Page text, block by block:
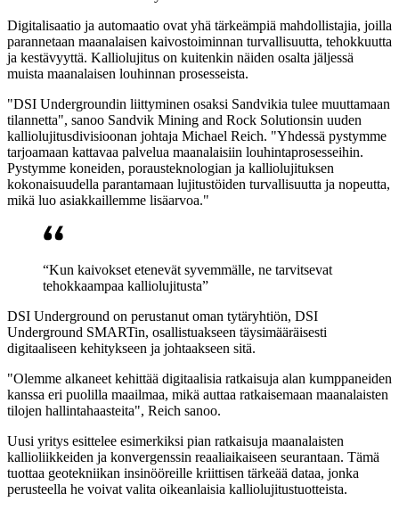
Digitalisaatio ja automaatio ovat yhä tärkeämpiä mahdollistajia, joilla
parannetaan maanalaisen kaivostoiminnan turvallisuutta, tehokkuutta
ja kestävyyttä. Kalliolujitus on kuitenkin näiden osalta jäljessä
muista maanalaisen louhinnan prosesseista.
"DSI Undergroundin liittyminen osaksi Sandvikia tulee muuttamaan
tilannetta", sanoo Sandvik Mining and Rock Solutionsin uuden
kalliolujitusdivisioonan johtaja Michael Reich. "Yhdessä pystymme
tarjoamaan kattavaa palvelua maanalaisiin louhintaprosesseihin.
Pystymme koneiden, porausteknologian ja kalliolujituksen
kokonaisuudella parantamaan lujitustöiden turvallisuutta ja nopeutta,
mikä luo asiakkaillemme lisäarvoa."
“Kun kaivokset etenevät syvemmälle, ne tarvitsevat
tehokkaampaa kalliolujitusta”
DSI Underground on perustanut oman tytäryhtiön, DSI
Underground SMARTin, osallistuakseen täysimääräisesti
digitaaliseen kehitykseen ja johtaakseen sitä.
"Olemme alkaneet kehittää digitaalisia ratkaisuja alan kumppaneiden
kanssa eri puolilla maailmaa, mikä auttaa ratkaisemaan maanalaisten
tilojen hallintahaasteita", Reich sanoo.
Uusi yritys esittelee esimerkiksi pian ratkaisuja maanalaisten
kallioliikkeiden ja konvergenssin reaaliaikaiseen seurantaan. Tämä
tuottaa geotekniikan insinööreille kriittisen tärkeää dataa, jonka
perusteella he voivat valita oikeanlaisia kalliolujitustuotteista.